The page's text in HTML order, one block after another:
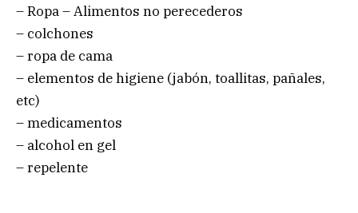
– Ropa – Alimentos no perecederos
– colchones
– ropa de cama
– elementos de higiene (jabón, toallitas, pañales,
etc)
– medicamentos
– alcohol en gel
– repelente